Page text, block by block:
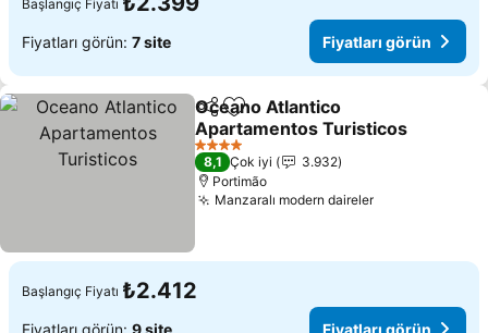
Başlangıç Fiyatı
Fiyatları görün: 7 site Fiyatları görün
PaylaşFavorilerime ekle
Oceano Atlantico
Apartamentos Turisticos
Fiyatları görün
4 Yıldız
8,1 Çok iyi
3.932
Portimão
Manzaralı modern dairelerFiyatları
Başlangıç Fiyatı ₺2.412
Fiyatları görün: 9 site Fiyatları görün